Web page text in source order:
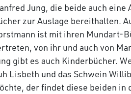
Jung, die beide auch eine
zur Auslage bereithalten.
ist mit ihren Mundart-
von ihr und auch von
gibt es auch Kinderbücher.
Lisbeth und das Schwein
der findet diese beiden in